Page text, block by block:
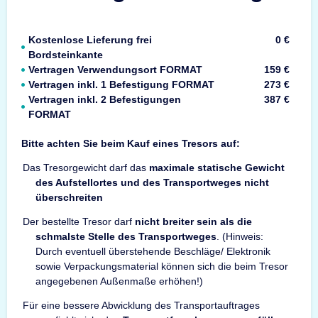
Kostenlose Lieferung frei
Bordsteinkante
0 €
Vertragen Verwendungsort FORMAT
159 €
Vertragen inkl. 1 Befestigung FORMAT
273 €
Vertragen inkl. 2 Befestigungen
FORMAT
387 €
Bitte achten Sie beim Kauf eines Tresors auf:
Das Tresorgewicht darf das maximale statische Gewicht
des Aufstellortes und des Transportweges nicht
überschreiten
Der bestellte Tresor darf nicht breiter sein als die
schmalste Stelle des Transportweges . (Hinweis:
Durch eventuell überstehende Beschläge/ Elektronik
sowie Verpackungsmaterial können sich die beim Tresor
angegebenen Außenmaße erhöhen!)
Für eine bessere Abwicklung des Transportauftrages